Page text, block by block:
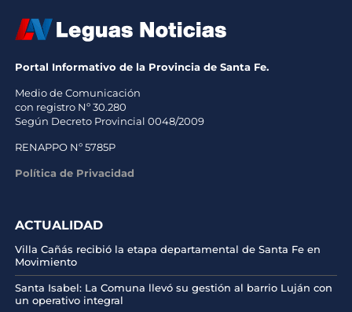
Portal Informativo de la Provincia de Santa Fe.
Medio de Comunicación
con registro Nº 30.280
Según Decreto Provincial 0048/2009
RENAPPO Nº 5785P
Política de Privacidad
ACTUALIDAD
Villa Cañás recibió la etapa departamental de Santa Fe en
Movimiento
Santa Isabel: La Comuna llevó su gestión al barrio Luján con
un operativo integral